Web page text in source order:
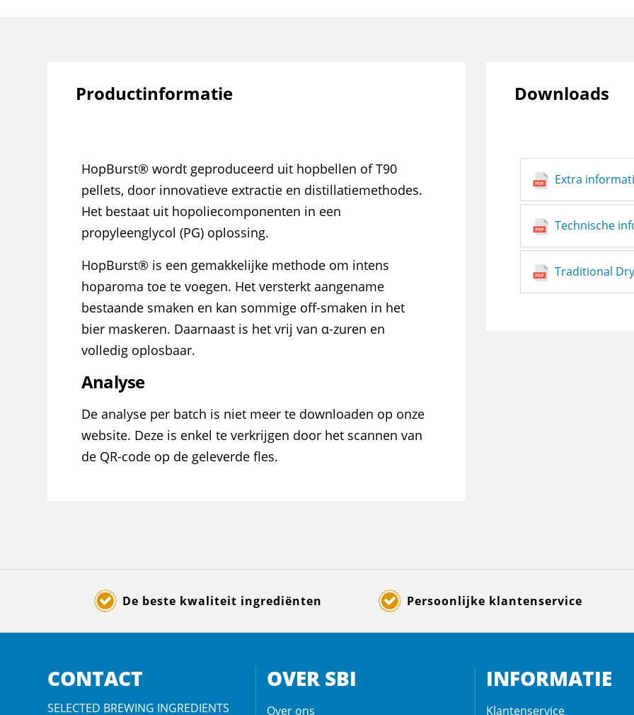
Productinformatie
HopBurst® wordt geproduceerd uit hopbellen of T90
pellets, door innovatieve extractie en distillatiemethodes.
Het bestaat uit hopoliecomponenten in een
propyleenglycol (PG) oplossing.
HopBurst® is een gemakkelijke methode om intens
hoparoma toe te voegen. Het versterkt aangename
bestaande smaken en kan sommige off-smaken in het
bier maskeren. Daarnaast is het vrij van α-zuren en
volledig oplosbaar.
Analyse
De analyse per batch is niet meer te downloaden op onze
website. Deze is enkel te verkrijgen door het scannen van
de QR-code op de geleverde fles.
Downloads
Extra
Technische
Traditional
De beste kwaliteit ingrediënten Persoonlijke klantenservice
CONTACT
SELECTED BREWING INGREDIENTS
OVER SBI
Over ons
INFORMATIE
Klantenservice